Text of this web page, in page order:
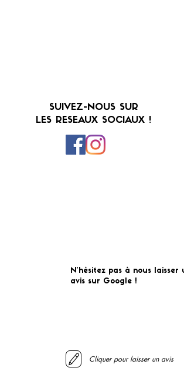
SUIVEZ-NOUS SUR
LES RESEAUX SOCIAUX !
N'hésitez pas à nous laisser
avis sur Google !
Cliquer pour laisser un avis